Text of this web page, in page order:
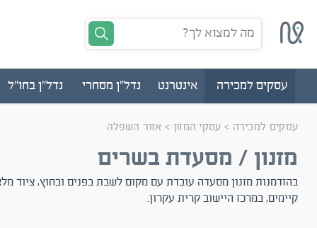
מה למצוא לך?
עסקים למכירה אינטרנט נדל"ן מסחרי נדל"ן בחו"ל
עסקים למכירה > עסקי המזון > אזור השפלה
מזנון / מסעדת בשרים
בהזדמנות מזנון מסעדה עובדת עם מקום לשבת בפנים ובחוץ, ציוד
קיימים, במרכז היישוב קרית עקרון.